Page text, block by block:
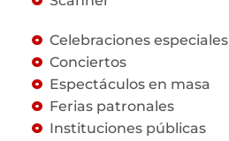
Celebraciones especiales
Conciertos
Espectáculos en masa
Ferias patronales
Instituciones públicas